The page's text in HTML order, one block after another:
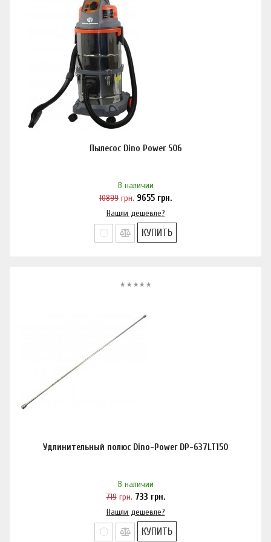
Пылесос Dino Power 506
В наличии
10899 грн. 9655 грн.
Нашли дешевле?
КУПИТЬ
Удлинительный полюс Dino-Power DP-637LT150
В наличии
719грн. 733 грн.
Нашли дешевле?
КУПИТЬ